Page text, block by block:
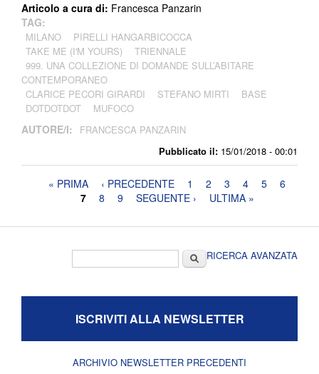
Pubblicato il: 15/01/2018 - 00:01
Articolo a cura di: Francesca Panzarin
TAG:
MILANO
PIRELLI HANGARBICOCCA
TAKE ME (I'M YOURS)
TRIENNALE
999. UNA COLLEZIONE DI DOMANDE SULL’ABITARE
CONTEMPORANEO
CLARICE PECORI GIRARDI
STEFANO MIRTI
BASE
DOTDOTDOT
MUFOCO
AUTORE/I: FRANCESCA PANZARIN
Pagine« PRIMA ‹ PRECEDENTE 1 2 3 4 5
6
7
8 9 SEGUENTE › ULTIMA »
CercaRICERCA AVANZATA
ISCRIVITI ALLA NEWSLETTER
ARCHIVIO NEWSLETTER PRECEDENTI